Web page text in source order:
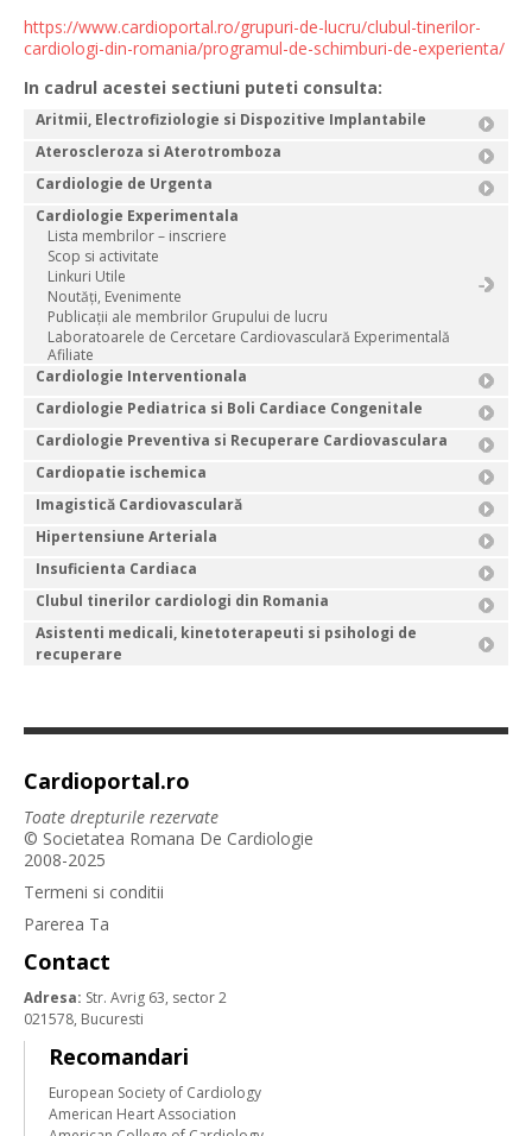
https://www.cardioportal.ro/grupuri-de-lucru/clubul-tinerilor-
cardiologi-din-romania/programul-de-schimburi-de-experienta/
In cadrul acestei sectiuni puteti consulta:
Aritmii, Electrofiziologie si Dispozitive Implantabile
Ateroscleroza si Aterotromboza
Cardiologie de Urgenta
Cardiologie Experimentala
Lista membrilor – inscriere
Scop si activitate
Linkuri Utile
Noutăți, Evenimente
Publicații ale membrilor Grupului de lucru
Laboratoarele de Cercetare Cardiovasculară Experimentală
Afiliate
Cardiologie Interventionala
Cardiologie Pediatrica si Boli Cardiace Congenitale
Cardiologie Preventiva si Recuperare Cardiovasculara
Cardiopatie ischemica
Imagistică Cardiovasculară
Hipertensiune Arteriala
Insuficienta Cardiaca
Clubul tinerilor cardiologi din Romania
Asistenti medicali, kinetoterapeuti si psihologi de
recuperare
Cardioportal.ro
Toate drepturile rezervate
© Societatea Romana De Cardiologie
2008-2025
Termeni si conditii
Parerea Ta
Contact
Adresa: Str. Avrig 63, sector 2
021578, Bucuresti
Recomandari
European Society of Cardiology
American Heart Association